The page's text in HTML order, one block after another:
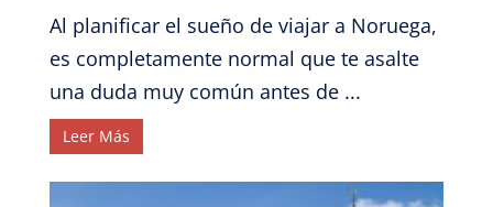
Al planificar el sueño de viajar a Noruega,
es completamente normal que te asalte
una duda muy común antes de ...
Leer Más